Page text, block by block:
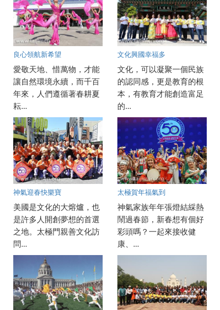
良心領航新希望
愛敬天地、惜萬物，才能
讓自然環境永續，而千百
年來，人們遵循著春耕夏
耘...
文化興國幸福多
文化，可以凝聚一個民族
的認同感，更是教育的根
本，有教育才能創造富足
的...
神氣迎春快樂寶
美國是文化的大熔爐，也
是許多人開創夢想的首選
之地。太極門親善文化訪
問...
太極賀年福氣到
神氣家族年年張燈結綵熱
鬧過春節，新春想有個好
彩頭嗎？一起來接收健
康、...